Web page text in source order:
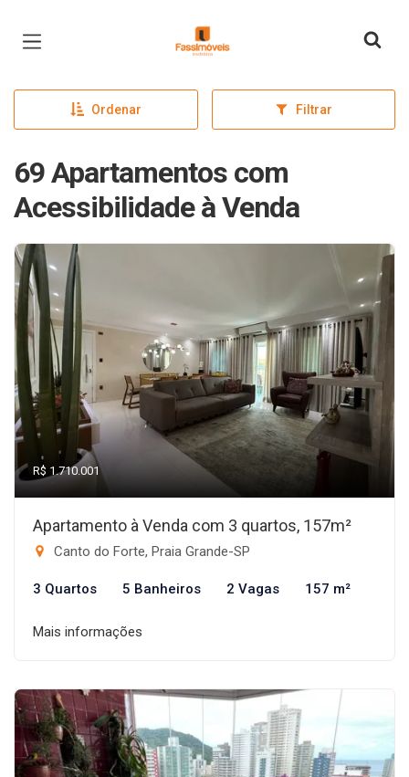
Página inicial
Ordenar Filtrar
69 Apartamentos com
Acessibilidade à Venda
R$ 1.710.001
Apartamento à Venda com 3 quartos, 157m²
Canto do Forte, Praia Grande-SP
3 Quartos 5 Banheiros 2 Vagas 157 m²
Mais informações